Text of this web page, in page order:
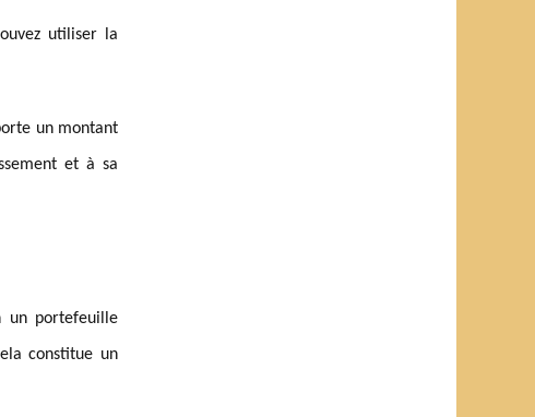
utiliser la
un montant
et à sa
un portefeuille
constitue un